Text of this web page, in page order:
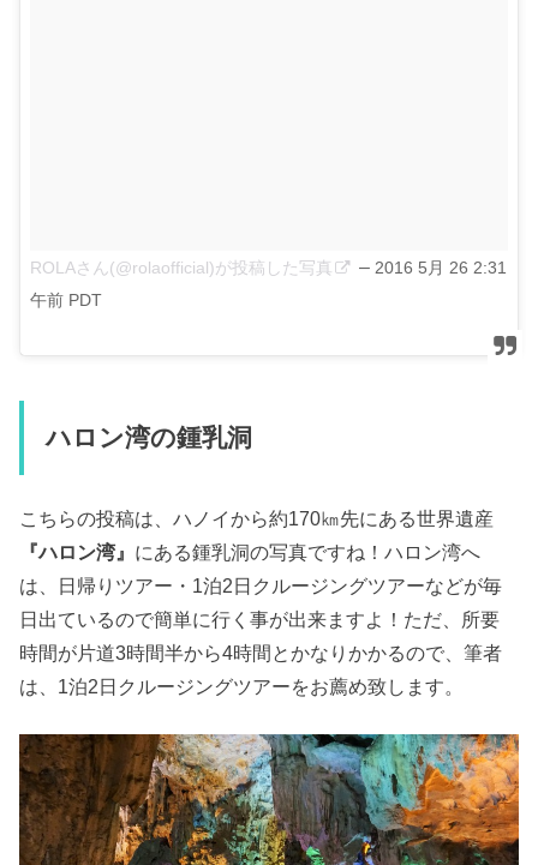
ROLAさん(@rolaofficial)が投稿した写真 – 2016 5月 26 2:31
午前 PDT
ハロン湾の鍾乳洞
こちらの投稿は、ハノイから約170㎞先にある世界遺産
『ハロン湾』 にある鍾乳洞の写真ですね！ハロン湾へ
は、日帰りツアー・1泊2日クルージングツアーなどが毎
日出ているので簡単に行く事が出来ますよ！ただ、所要
時間が片道3時間半から4時間とかなりかかるので、筆者
は、1泊2日クルージングツアーをお薦め致します。